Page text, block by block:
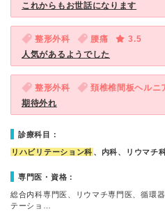
これからもお世話になります
整形外科 腰痛
3.5
人気があるようでした
整形外科 頚椎椎間板ヘルニ
期待外れ
診療科目：
リハビリテーション科 、内科、リウマチ
専門医・資格：
総合内科専門医、リウマチ専門医、循環
テーショ…